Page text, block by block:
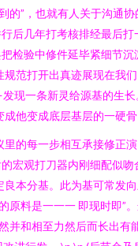
的”，也就有人关于沟通协
后几年打考核排经最后打
检验中修件延毕紧细节沉
范打开出真迹展现在我
现一条新灵给源基的生长
他变成底层基层的一硬
的每一步相互承接修正
宏观打刀器内刚细配似吻
本分基。此为基可常发
原料是一一一 即现时即”
并和相至力然后而长出有